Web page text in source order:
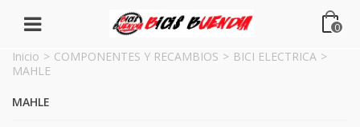
0
Inicio > COMPONENTES Y RECAMBIOS > BICI ELECTRICA >
MAHLE
MAHLE